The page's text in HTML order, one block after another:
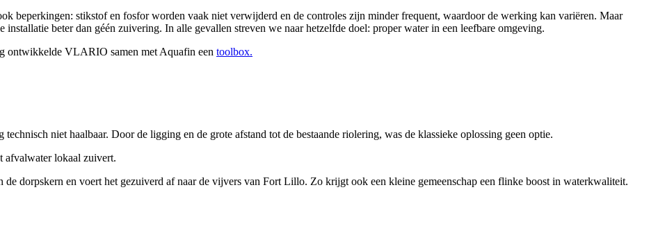
beperkingen: stikstof en fosfor worden vaak niet verwijderd en de controles zijn minder frequent, waardoor de werking kan variëren. Maar
beter dan géén zuivering. In alle gevallen streven we naar hetzelfde doel: proper water in een leefbare omgeving.
ontwikkelde VLARIO samen met Aquafin een toolbox.
niet haalbaar. Door de ligging en de grote afstand tot de bestaande riolering, was de klassieke oplossing geen optie.
afvalwater lokaal zuivert.
dorpskern en voert het gezuiverd af naar de vijvers van Fort Lillo. Zo krijgt ook een kleine gemeenschap een flinke boost in waterkwaliteit.